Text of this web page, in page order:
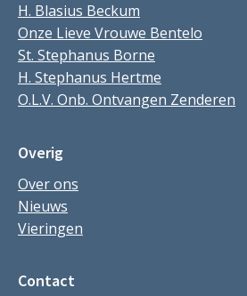
H. Blasius Beckum
Onze Lieve Vrouwe Bentelo
St. Stephanus Borne
H. Stephanus Hertme
O.L.V. Onb. Ontvangen Zenderen
Overig
Over ons
Nieuws
Vieringen
Contact